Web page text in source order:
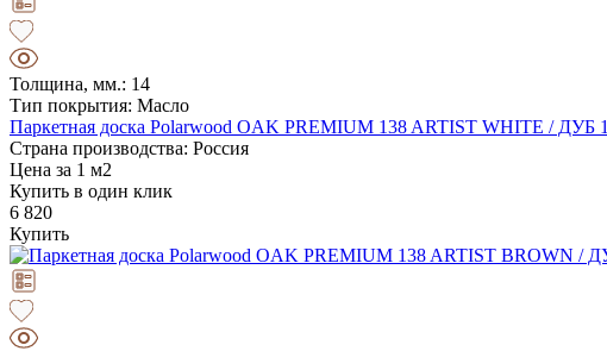
Толщина, мм.: 14
Тип покрытия: Масло
Паркетная доска Polarwood OAK PREMIUM 138 ARTIST WHITE /
Страна производства: Россия
Цена за 1 м2
Купить в один клик
6 820
Купить